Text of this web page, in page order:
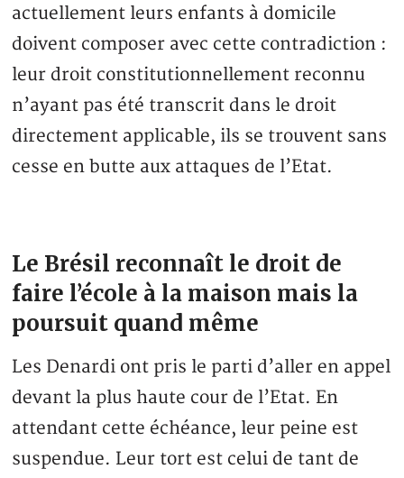
actuellement leurs enfants à domicile
doivent composer avec cette contradiction :
leur droit constitutionnellement reconnu
n’ayant pas été transcrit dans le droit
directement applicable, ils se trouvent sans
cesse en butte aux attaques de l’Etat.
Le Brésil reconnaît le droit de
faire l’école à la maison mais la
poursuit quand même
Les Denardi ont pris le parti d’aller en appel
devant la plus haute cour de l’Etat. En
attendant cette échéance, leur peine est
suspendue. Leur tort est celui de tant de